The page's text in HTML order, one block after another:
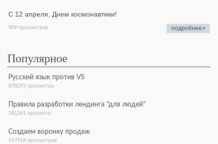
С 12 апреля, Днем космонавтики!
909 просмотров подробнее
Популярное
Русский язык против VS
878293 просмотра
Правила разработки лендинга "для людей"
581261 просмотр
Создаем воронку продаж
547918 просмотров